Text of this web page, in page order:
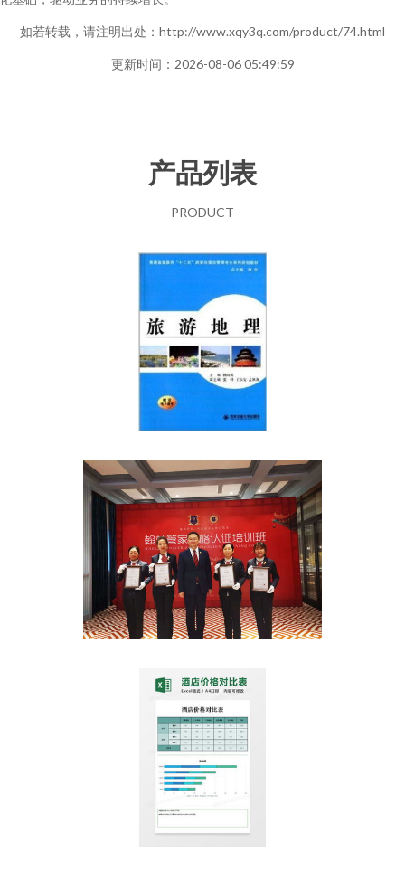
如若转载，请注明出处：http://www.xqy3q.com/product/74.html
更新时间：2026-08-06 05:49:59
产品列表
PRODUCT